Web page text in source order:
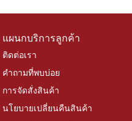
แผนกบริการลูกค้า
ติดต่อเรา
คำถามที่พบบ่อย
การจัดสั่งสินค้า
นโยบายเปลี่ยนคืนสินค้า